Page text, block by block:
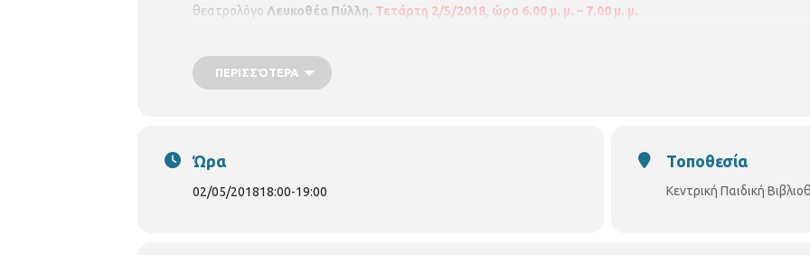
θεατρολόγο Λευκοθέα Πύλλη. Τετάρτη 2/5/2018, ώρα 6.00 μ. μ. – 7.00 μ. μ.
ΠΕΡΙΣΣΌΤΕΡΑ
Ώρα
02/05/201818:00-19:00
Τοποθεσία
Κεντρική Παιδική